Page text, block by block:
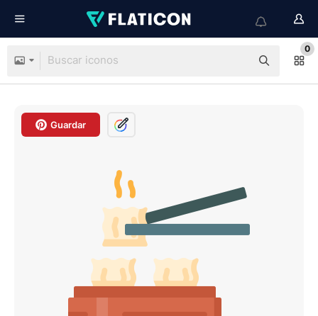
0
Guardar